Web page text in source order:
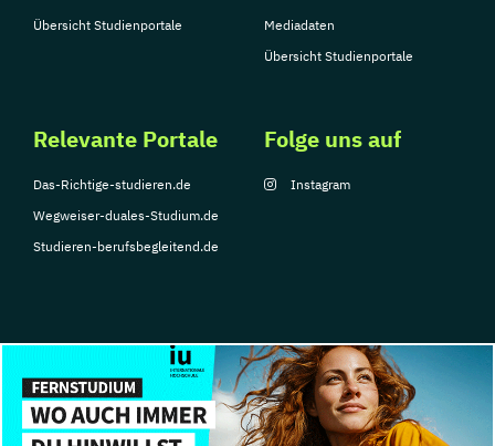
Übersicht Studienportale
Mediadaten
Übersicht Studienportale
Relevante Portale
Das-Richtige-studieren.de
Wegweiser-duales-Studium.de
Studieren-berufsbegleitend.de
Folge uns auf
Instagram
© Copyright 2026, TarGroup Media GmbH
Impressum
Datenschutzerklärung Nutzungsbedingungen